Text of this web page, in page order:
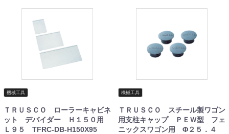
機械工具
ＴＲＵＳＣＯ ローラーキャビネ
ット デバイダー Ｈ１５０用
Ｌ９５ TFRC-DB-H150X95
機械工具
ＴＲＵＳＣＯ スチール製ワゴン
用支柱キャップ ＰＥＷ型 フェ
ニックスワゴン用 Φ２５．４